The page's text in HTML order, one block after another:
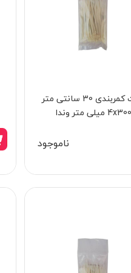
لوله پنج لایه
بست کمربندی 30 سانتی متر
4x300 میلی متر وندا
ناموجود